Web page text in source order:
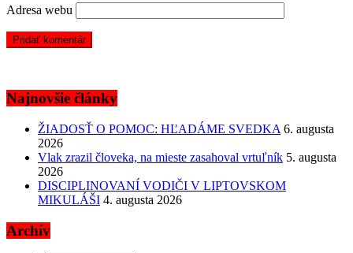
Adresa webu
Najnovšie články
ŽIADOSŤ O POMOC: HĽADÁME SVEDKA 6. augusta
2026
Vlak zrazil človeka, na mieste zasahoval vrtuľník 5. augusta
2026
DISCIPLINOVANÍ VODIČI V LIPTOVSKOM
MIKULÁŠI 4. augusta 2026
Archív